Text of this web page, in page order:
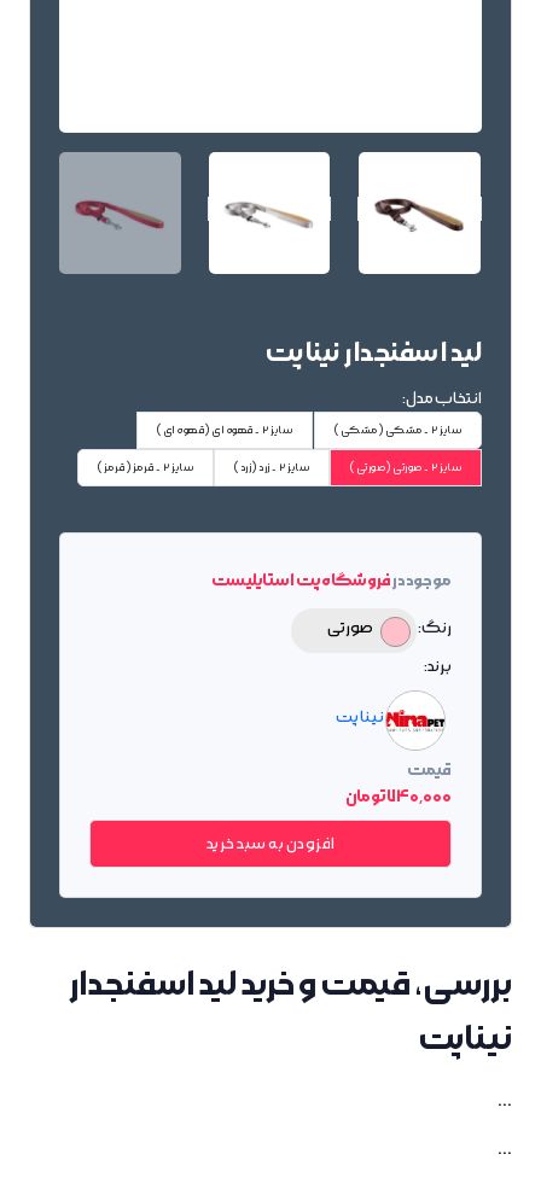
لید اسفنجدار نیناپت
انتخاب مدل:
سایز 2 - مشکی (مشکی) سایز 2 - قهوه ای (قهوه ای)
سایز 2 - صورتی (صورتی) سایز 2 - زرد (زرد) سایز 2 - قرمز (قرمز)
موجود درفروشگاه پت استایلیست
رنگ:
صورتی
برند:
نینا پت
قیمت
740٬000 تومان
افزودن به سبد خرید
بررسی، قیمت و خرید لید اسفنجدار
نیناپت
...
...